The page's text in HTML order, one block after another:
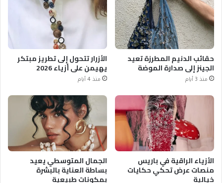
حقائب الدنيم المطرزة تعيد
الجينز إلى صدارة الموضة
منذ 3 أيام
الأزرار تتحول إلى تطريز مبتكر
يهيمن على أزياء 2026
منذ 4 أيام
الأزياء الراقية في باريس
منصات عرض تحكي حكايات
خيالية
الجمال المتوسطي يعيد
بساطة العناية بالبشرة
بمكونات طبيعية